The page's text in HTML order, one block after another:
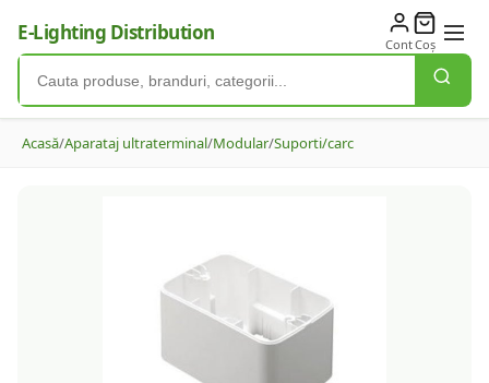
E-Lighting Distribution ContCoș
Acasă/Aparataj ultraterminal/Modular/Suporti/carc